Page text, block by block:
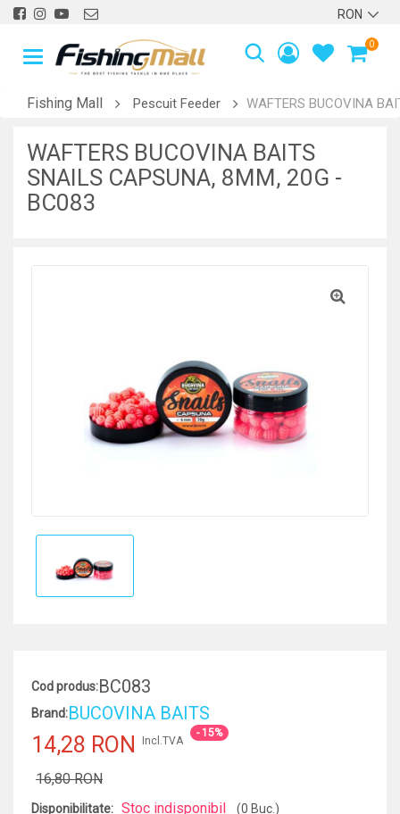
0
Fishing Mall Pescuit Feeder WAFTERS BUCOVINA
WAFTERS BUCOVINA BAITS
SNAILS CAPSUNA, 8MM, 20G -
BC083
Cod produs:BC083
Brand:BUCOVINA BAITS
14,28 RON
16,80 RON
- 15%
Incl.TVA
Disponibilitate: Stoc indisponibil (0 Buc.)